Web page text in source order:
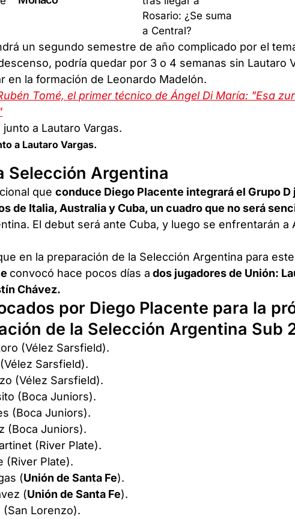
un segundo semestre de año complicado por el
podría quedar por 3 o 4 semanas sin Lautaro
en la formación de Leonardo Madelón.
Tomé, el primer técnico de Ángel Di María: "Esa
a Lautaro Vargas.
Selección Argentina
queconduce Diego Placente integrará el Grupo D
de Italia, Australia y Cuba, un cuadro que no será
El debut será ante Cuba, y luego se enfrentarán a
en la preparación de la Selección Argentina para
convocó hace pocos días a dos jugadores de Unión:
Chávez.
por Diego Placente para la
de la Selección Argentina Sub
(Vélez Sarsfield).
Sarsfield).
(Vélez Sarsfield).
(Boca Juniors).
(Boca Juniors).
(Boca Juniors).
(River Plate).
(River Plate).
(Unión de Santa Fe).
(Unión de Santa Fe).
(San Lorenzo).